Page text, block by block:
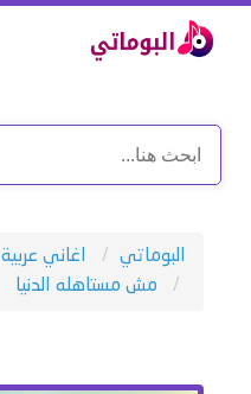
البوماتي اغاني عربية
مش مستاهله الدنيا